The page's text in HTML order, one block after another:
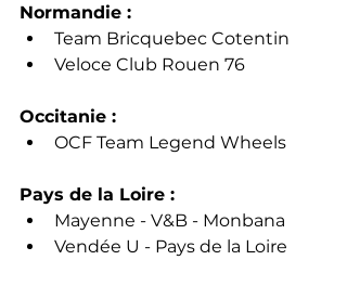
Normandie :
Team Bricquebec Cotentin
Veloce Club Rouen 76
Occitanie :
OCF Team Legend Wheels
Pays de la Loire :
Mayenne - V&B - Monbana
Vendée U - Pays de la Loire